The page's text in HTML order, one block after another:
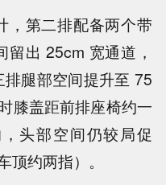
，第二排配备两个带
出 25cm 宽通道，
腿部空间提升至 75
膝盖距前排座椅约一
头部空间仍较局促
顶约两指）。